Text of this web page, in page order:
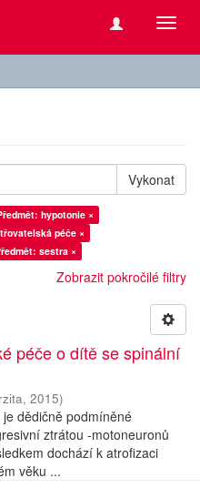
Vykonat
hypotonie ×
péče ×
sestra ×
Zobrazit pokročilé filtry
péče o dítě se spinální
, 2015)
dědičně podmíněné
ztrátou -motoneuronů
dochází k atrofizaci
věku ...